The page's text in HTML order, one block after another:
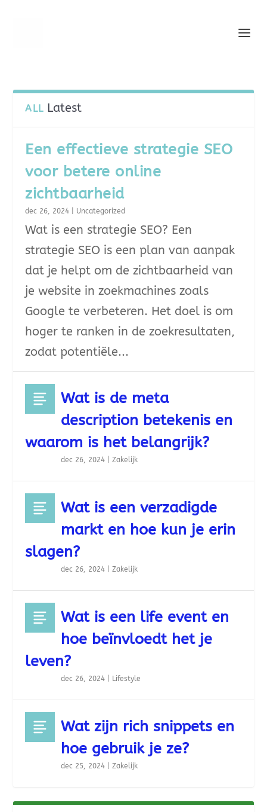
ALL Latest
Een effectieve strategie SEO
voor betere online
zichtbaarheid
dec 26, 2024 Uncategorized
Wat is een strategie SEO? Een
strategie SEO is een plan van aanpak
dat je helpt om de zichtbaarheid van
je website in zoekmachines zoals
Google te verbeteren. Het doel is om
hoger te ranken in de zoekresultaten,
zodat potentiële...
Wat is de meta
description betekenis en
waarom is het belangrijk?
dec 26, 2024 |Zakelijk
Wat is een verzadigde
markt en hoe kun je erin
slagen?
dec 26, 2024 |Zakelijk
Wat is een life event en
hoe beïnvloedt het je
leven?
dec 26, 2024 Lifestyle
Wat zijn rich snippets en
hoe gebruik je ze?
dec 25, 2024 |Zakelijk